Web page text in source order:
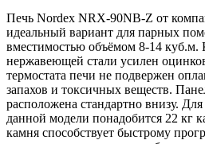
Печь Nordex NRX-90NB-Z от
идеальный вариант для парных
вместимостью объёмом 8-14 куб.м.
нержавеющей стали усилен
термостата печи не подвержен
запахов и токсичных веществ.
расположена стандартно внизу.
данной модели понадобится 22 кг
камня способствует быстрому